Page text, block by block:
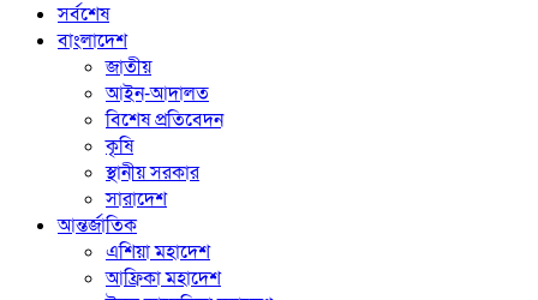
সর্বশেষ
বাংলাদেশ
জাতীয়
আইন-আদালত
বিশেষ প্রতিবেদন
কৃষি
স্থানীয় সরকার
সারাদেশ
আন্তর্জাতিক
এশিয়া মহাদেশ
আফ্রিকা মহাদেশ